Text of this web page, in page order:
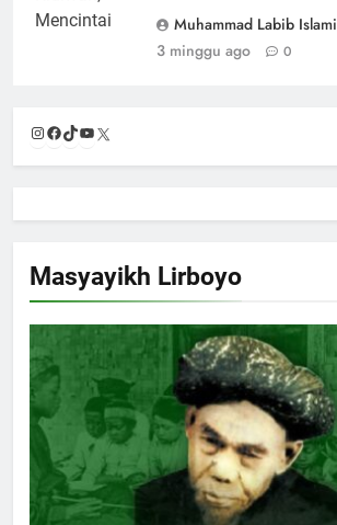
Muhammad Labib Islami
3 minggu ago
0
Instagram
Facebook
TikTok
YouTube
Masyayikh Lirboyo